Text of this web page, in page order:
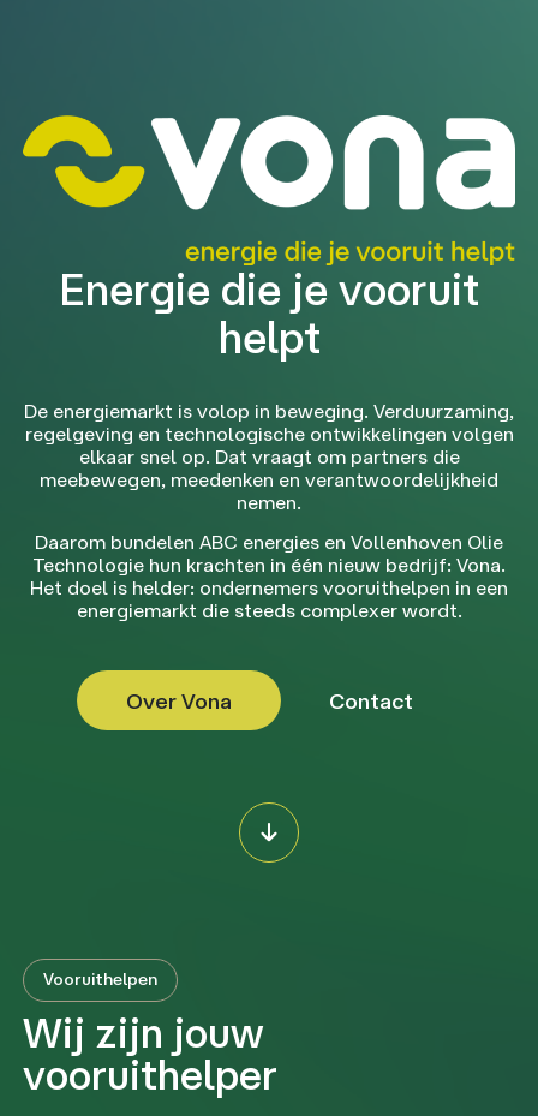
Energie die je vooruit
helpt
De energiemarkt is volop in beweging. Verduurzaming,
regelgeving en technologische ontwikkelingen volgen
elkaar snel op. Dat vraagt om partners die
meebewegen, meedenken en verantwoordelijkheid
nemen.
Daarom bundelen ABC energies en Vollenhoven Olie
Technologie hun krachten in één nieuw bedrijf: Vona.
Het doel is helder: ondernemers vooruithelpen in een
energiemarkt die steeds complexer wordt.
Over Vona Contact
Vooruithelpen
Wij zijn jouw
vooruithelper